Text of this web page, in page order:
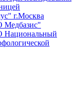
г.Москва
Медбазис"
Национальный